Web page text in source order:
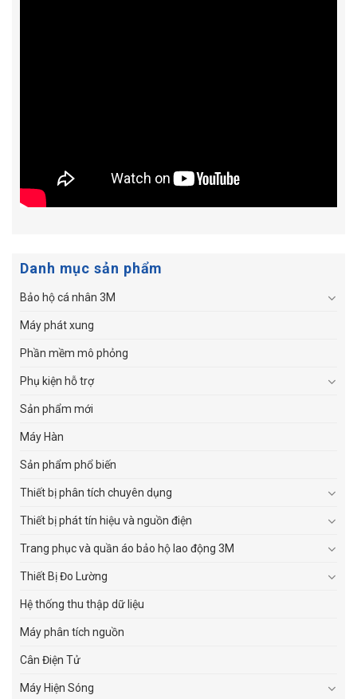
Danh mục sản phẩm
Bảo hộ cá nhân 3M
Máy phát xung
Phần mềm mô phỏng
Phụ kiện hỗ trợ
Sản phẩm mới
Máy Hàn
Sản phẩm phổ biến
Thiết bị phân tích chuyên dụng
Thiết bị phát tín hiệu và nguồn điện
Trang phục và quần áo bảo hộ lao động 3M
Thiết Bị Đo Lường
Hệ thống thu thập dữ liệu
Máy phân tích nguồn
Cân Điện Tử
Máy Hiện Sóng